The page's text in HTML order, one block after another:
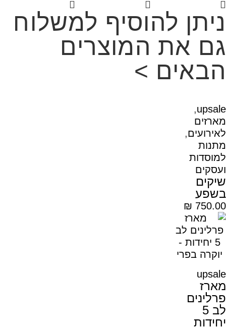
ניתן להוסיף למשלוח
גם את המוצרים
הבאים >
upsale
,
מארזים
לאירועים,
מתנות
למוסדות
ועסקים
שיקים
בשפע
₪ 750.00
upsale
מארז
פרלינים
לב 5
יחידות